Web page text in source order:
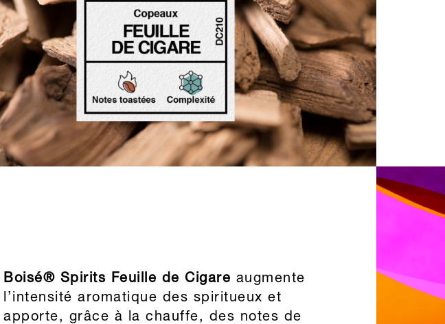
Boisé® Spirits Feuille de Cigare augmente
l’intensité aromatique des spiritueux et
apporte, grâce à la chauffe, des notes de